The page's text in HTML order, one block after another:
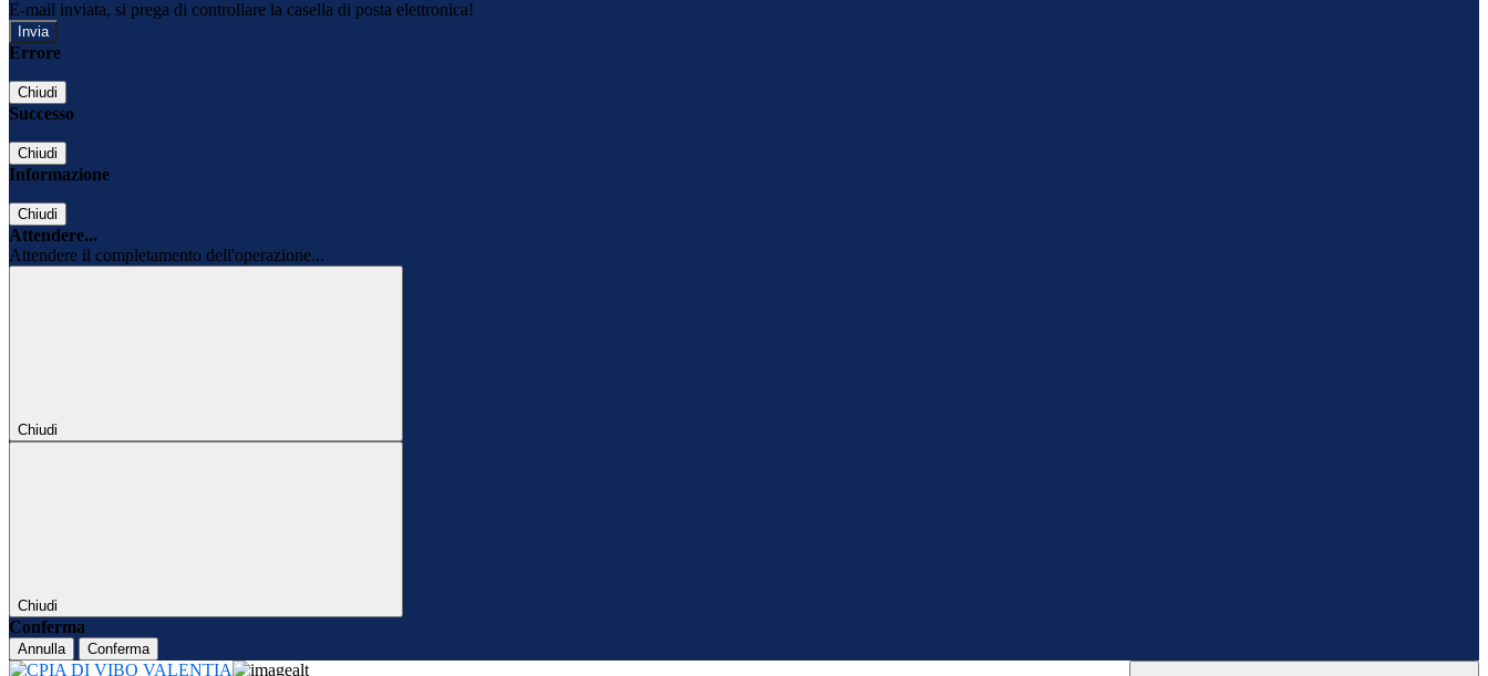
E-mail inviata, si prega di controllare la casella di posta elettronica!
Errore
Chiudi
Successo
Chiudi
Informazione
Chiudi
Attendere...
Attendere il completamento dell'operazione...
Chiudi
Chiudi
Conferma
Annulla Conferma